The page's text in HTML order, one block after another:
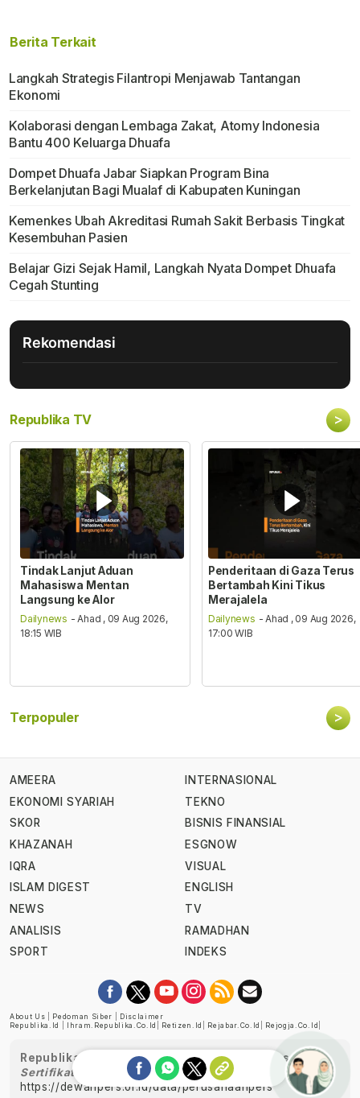
Berita Terkait
Langkah Strategis Filantropi Menjawab Tantangan
Ekonomi
Kolaborasi dengan Lembaga Zakat, Atomy Indonesia
Bantu 400 Keluarga Dhuafa
Dompet Dhuafa Jabar Siapkan Program Bina
Berkelanjutan Bagi Mualaf di Kabupaten Kuningan
Kemenkes Ubah Akreditasi Rumah Sakit Berbasis Tingkat
Kesembuhan Pasien
Belajar Gizi Sejak Hamil, Langkah Nyata Dompet Dhuafa
Cegah Stunting
Rekomendasi
Republika TV >
Tindak Lanjut Aduan
Mahasiswa Mentan
Langsung ke Alor
Dailynews - Ahad , 09 Aug 2026,
18:15 WIB
Penderitaan di Gaza Terus
Bertambah Kini Tikus
Merajalela
Dailynews - Ahad , 09 Aug 2026,
17:00 WIB
Terpopuler >
AMEERA
EKONOMI SYARIAH
SKOR
KHAZANAH
IQRA
ISLAM DIGEST
NEWS
ANALISIS
SPORT
INTERNASIONAL
TEKNO
BISNIS FINANSIAL
ESGNOW
VISUAL
ENGLISH
TV
RAMADHAN
INDEKS
About Us Pedoman Siber
Disclaimer
Republika.id
Ihram.republika.co.id Retizen.id Rejabar.co.id Rejogja.co.id
Republika telah diverifikasi oleh Dewan Pers
Sertifikat Nomor 1058/DP-Verifikasi/K/XII/2022
https://dewanpers.or.id/data/perusahaanpers